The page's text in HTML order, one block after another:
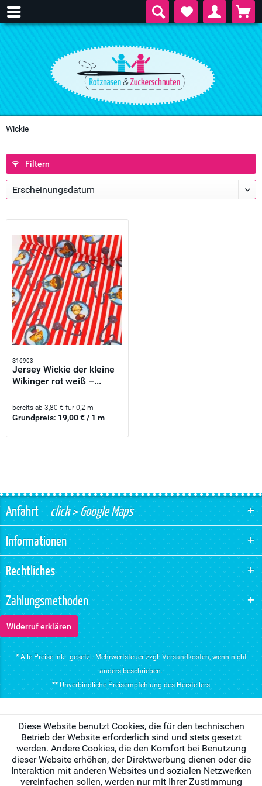
Wickie
Filtern
S16903
Jersey Wickie der kleine
Wikinger rot weiß –...
bereits ab 3,80 € für 0,2 m
Grundpreis: 19,00 € / 1 m
Anfahrtclick > Google Maps
Informationen
Rechtliches
Zahlungsmethoden
Widerruf erklären
* Alle Preise inkl. gesetzl. Mehrwertsteuer zzgl. Versandkosten, wenn nicht
anders beschrieben.
** Unverbindliche Preisempfehlung des Herstellers
Diese Website benutzt Cookies, die für den technischen
Betrieb der Website erforderlich sind und stets gesetzt
werden. Andere Cookies, die den Komfort bei Benutzung
dieser Website erhöhen, der Direktwerbung dienen oder die
Interaktion mit anderen Websites und sozialen Netzwerken
vereinfachen sollen, werden nur mit Ihrer Zustimmung